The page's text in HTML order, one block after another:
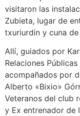
visitaron las
Zubieta, lugar de
txuriurdin y cuna
Allí, guiados por
Relaciones
acompañados por
Alberto «Bixio»
Veteranos del club
y Ex entrenador de